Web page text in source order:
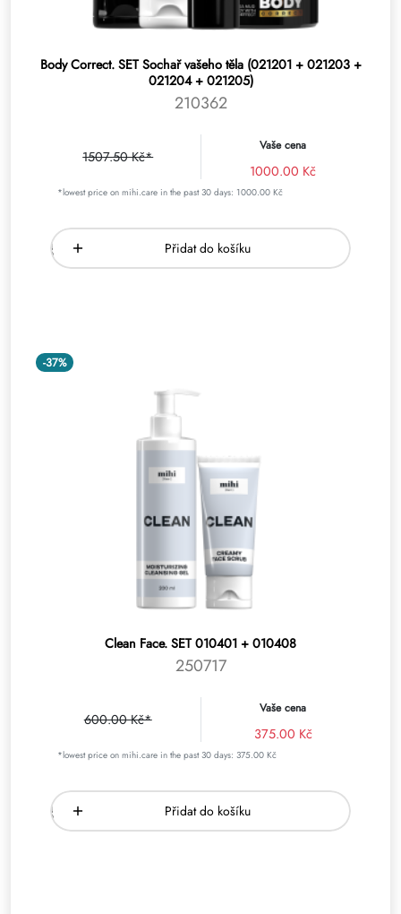
Body Correct. SET Sochař vašeho těla (021201 + 021203 +
021204 + 021205)
210362
1507.50 Kč*
Vaše cena
1000.00 Kč
*lowest price on mihi.care in the past 30 days: 1000.00 Kč
Přidat do košíku
-37%
Clean Face. SET 010401 + 010408
250717
600.00 Kč*
Vaše cena
375.00 Kč
*lowest price on mihi.care in the past 30 days: 375.00 Kč
Přidat do košíku